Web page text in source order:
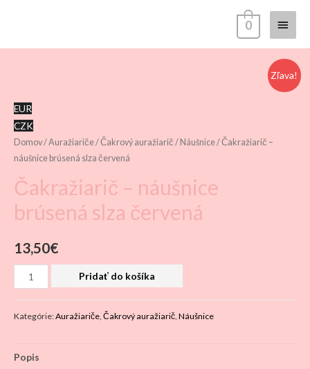
Menu
0
EUR
CZK
Domov/Auražiariče/Čakrový auražiarič / Náušnice/ Čakražiarič –
náušnice brúsená slza červená
Čakražiarič – náušnice
brúsená slza červená
13,50€
množstvo
Čakražiarič
náušnice
slza
Pridať do košíka
Kategórie:Auražiariče, Čakrový auražiarič, Náušnice
Popis
Zľava!